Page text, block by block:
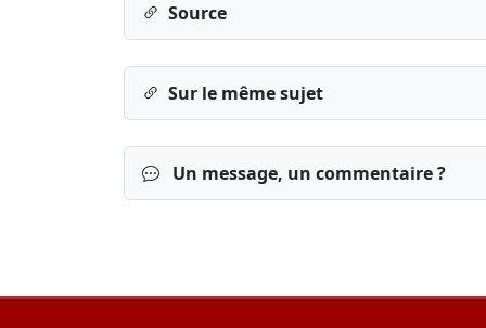
Source
Sur le même sujet
Un message, un commentaire ?